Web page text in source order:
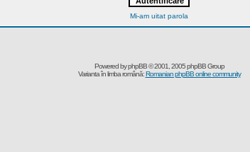
Mi-am uitat parola
Powered byphpBB© 2001, 2005 phpBB Group
Varianta în limba română:Romanian phpBB online community